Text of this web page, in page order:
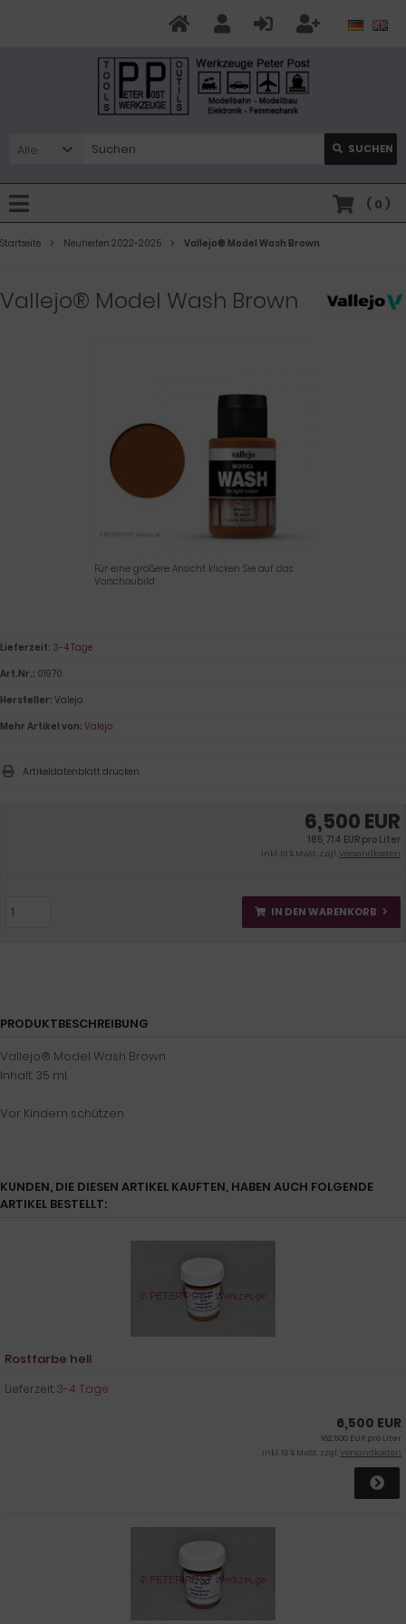
Alle SUCHEN
( 0 )
Startseite Neuheiten 2022-2025 Vallejo® Model Wash Brown
Vallejo® Model Wash Brown
Für eine größere Ansicht klicken Sie auf das
Vorschaubild
6,500 EUR
185,714 EUR pro Liter
inkl. 19 % MwSt. zzgl.Versandkosten
IN DEN WARENKORB
Lieferzeit: 3-4 Tage
Art.Nr.: 01970
Hersteller: Valejo
Mehr Artikel von: Valejo
Artikeldatenblatt drucken
PRODUKTBESCHREIBUNG
Vallejo® Model Wash Brown
Inhalt: 35 ml.
Vor Kindern schützen
KUNDEN, DIE DIESEN ARTIKEL KAUFTEN, HABEN AUCH FOLGENDE
ARTIKEL BESTELLT:
Rostfarbe hell
Lieferzeit:3-4 Tage
6,500 EUR
162,500 EUR pro Liter
inkl. 19 % MwSt. zzgl.Versandkosten